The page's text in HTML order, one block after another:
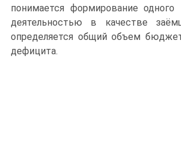
понимается формирование одного
деятельностью в качестве
определяется общий объем
дефицита.